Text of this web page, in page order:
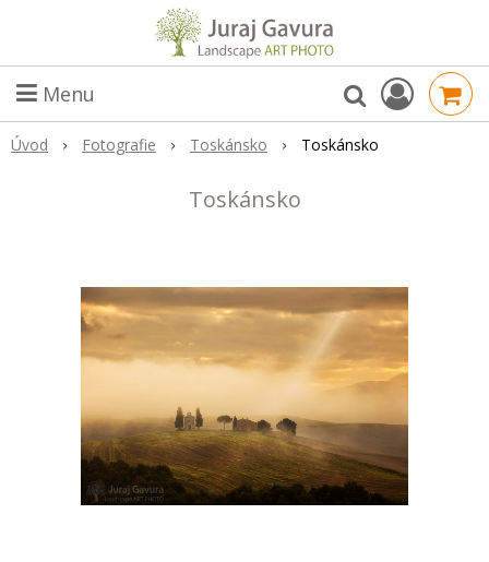
Menu
Úvod Fotografie Toskánsko Toskánsko
Toskánsko